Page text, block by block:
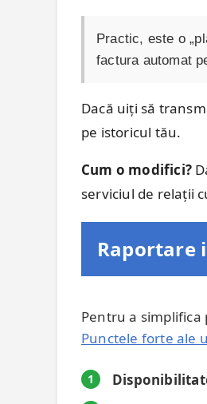
Practic, este o
factura automat
Dacă uiți să
pe istoricul tău.
Cum o modifici?
serviciul de relații
Raportare
Pentru a
Punctele forte ale
1